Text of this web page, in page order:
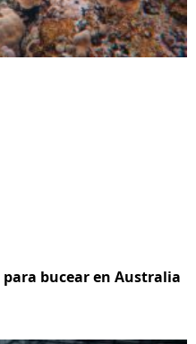
bucear en Australia